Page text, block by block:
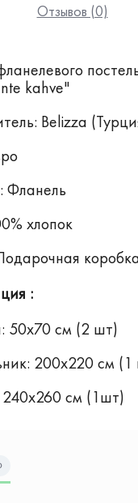
Отзывов (0)
kahve"
Belizza
Фланель
хлопок
:
50х70 см (2 шт)
200х220 см
см (1шт)